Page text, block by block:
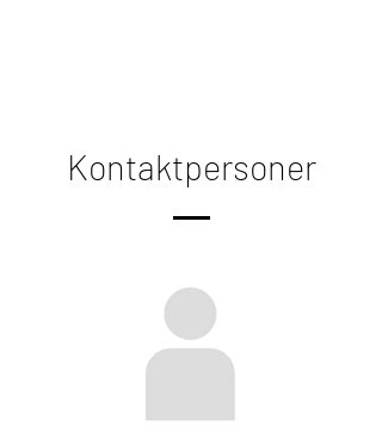
Kontaktpersoner